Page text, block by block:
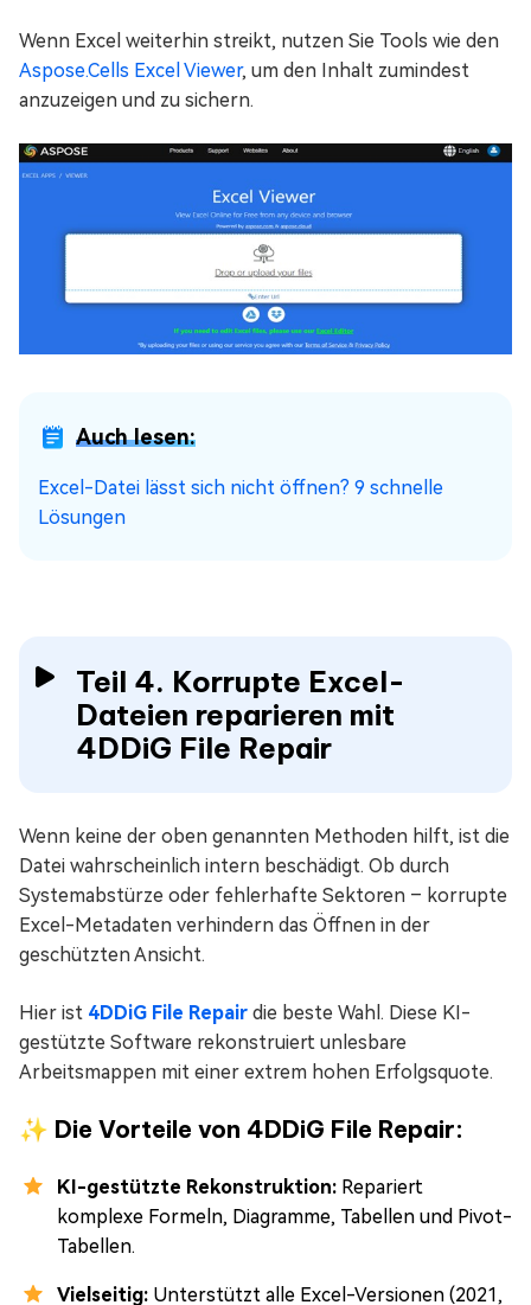
Wenn Excel weiterhin streikt, nutzen Sie Tools wie den
Aspose.Cells Excel Viewer, um den Inhalt zumindest
anzuzeigen und zu sichern.
Auch lesen:
Excel-Datei lässt sich nicht öffnen? 9 schnelle
Lösungen
Teil 4. Korrupte Excel-
Dateien reparieren mit
4DDiG File Repair
Wenn keine der oben genannten Methoden hilft, ist die
Datei wahrscheinlich intern beschädigt. Ob durch
Systemabstürze oder fehlerhafte Sektoren – korrupte
Excel-Metadaten verhindern das Öffnen in der
geschützten Ansicht.
Hier ist 4DDiG File Repair die beste Wahl. Diese KI-
gestützte Software rekonstruiert unlesbare
Arbeitsmappen mit einer extrem hohen Erfolgsquote.
✨ Die Vorteile von 4DDiG File Repair:
KI-gestützte Rekonstruktion: Repariert
komplexe Formeln, Diagramme, Tabellen und Pivot-
Tabellen.
Vielseitig: Unterstützt alle Excel-Versionen (2021,